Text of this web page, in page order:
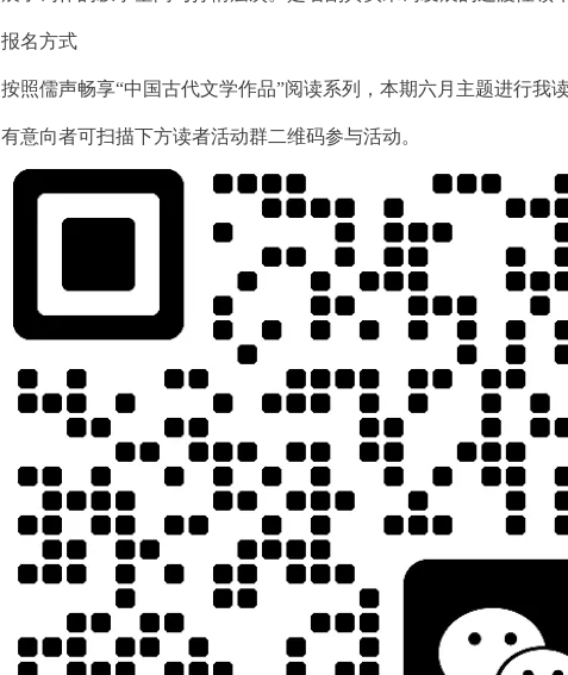
报名方式
按照儒声畅享“中国古代文学作品”阅读系列，本期六月主题进行我
有意向者可扫描下方读者活动群二维码参与活动。